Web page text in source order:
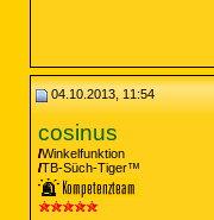
04.10.2013, 11:54
cosinus
Winkelfunktion
TB-Süch-Tiger™